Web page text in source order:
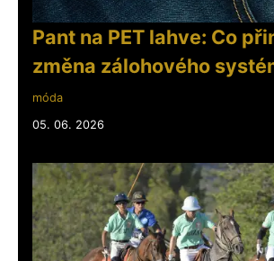
Pant na PET lahve: Co
změna zálohového
móda
05. 06. 2026